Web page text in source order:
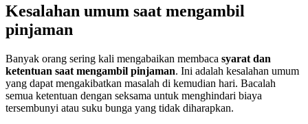
Kesalahan umum saat mengambil
pinjaman
Banyak orang sering kali mengabaikan membaca syarat dan
ketentuan saat mengambil pinjaman. Ini adalah kesalahan umum
yang dapat mengakibatkan masalah di kemudian hari. Bacalah
semua ketentuan dengan seksama untuk menghindari biaya
tersembunyi atau suku bunga yang tidak diharapkan.